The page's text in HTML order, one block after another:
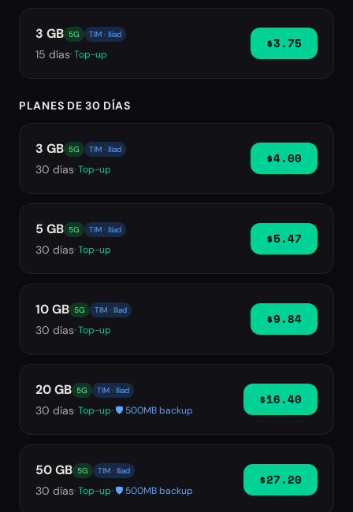
3 GB 5G TIM · Iliad
15 días· Top-up
$3.75
PLANES DE 30 DÍAS
3 GB 5G TIM · Iliad
30 días· Top-up
$4.00
5 GB 5G TIM · Iliad
30 días· Top-up
$5.47
10 GB 5G TIM · Iliad
30 días· Top-up
$9.84
20 GB 5G TIM · Iliad
30 días· Top-up· 🛡️ 500MB backup
$16.40
50 GB 5G TIM · Iliad
30 días· Top-up· 🛡️ 500MB backup
$27.20